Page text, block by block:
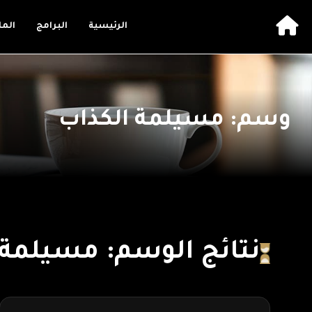
الرئيسية البرامج
وسم: مسيلمة الكذاب
نتائج الوسم: